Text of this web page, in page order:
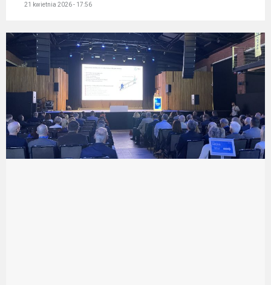
21 kwietnia 2026 - 17:56